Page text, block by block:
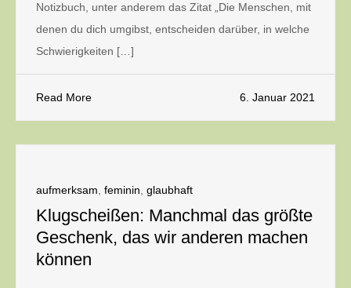
Notizbuch, unter anderem das Zitat „Die Menschen, mit
denen du dich umgibst, entscheiden darüber, in welche
Schwierigkeiten […]
Read More 6. Januar 2021
aufmerksam feminin glaubhaft
Klugscheißen: Manchmal das größte
Geschenk, das wir anderen machen
können